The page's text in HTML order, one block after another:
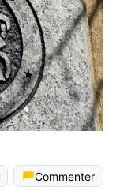
Commenter